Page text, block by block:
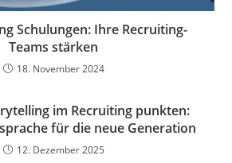
Schulungen: Ihre Recruiting-
Teams stärken
18. November 2024
im Recruiting punkten:
für die neue Generation
12. Dezember 2025